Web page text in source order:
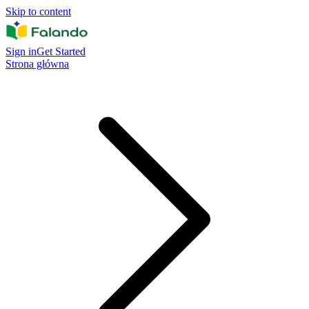
Skip to content
Sign inGet Started
Strona główna